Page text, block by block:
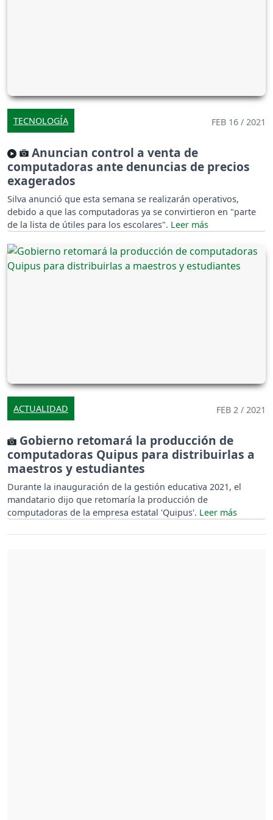
TECNOLOGÍA FEB 16 / 2021
Anuncian control a venta de
computadoras ante denuncias de precios
exagerados
Silva anunció que esta semana se realizarán operativos,
debido a que las computadoras ya se convirtieron en "parte
de la lista de útiles para los escolares".
ACTUALIDAD FEB 2 / 2021
Gobierno retomará la producción de
computadoras Quipus para distribuirlas a
maestros y estudiantes
Durante la inauguración de la gestión educativa 2021, el
mandatario dijo que retomaría la producción de
computadoras de la empresa estatal 'Quipus'.